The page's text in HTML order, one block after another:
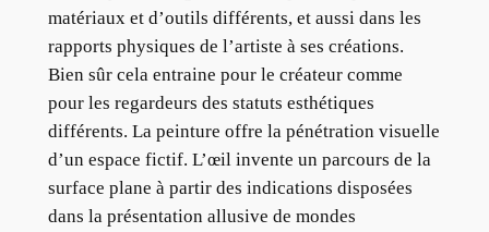
matériaux et d’outils différents, et aussi dans les
rapports physiques de l’artiste à ses créations.
Bien sûr cela entraine pour le créateur comme
pour les regardeurs des statuts esthétiques
différents. La peinture offre la pénétration visuelle
d’un espace fictif. L’œil invente un parcours de la
surface plane à partir des indications disposées
dans la présentation allusive de mondes